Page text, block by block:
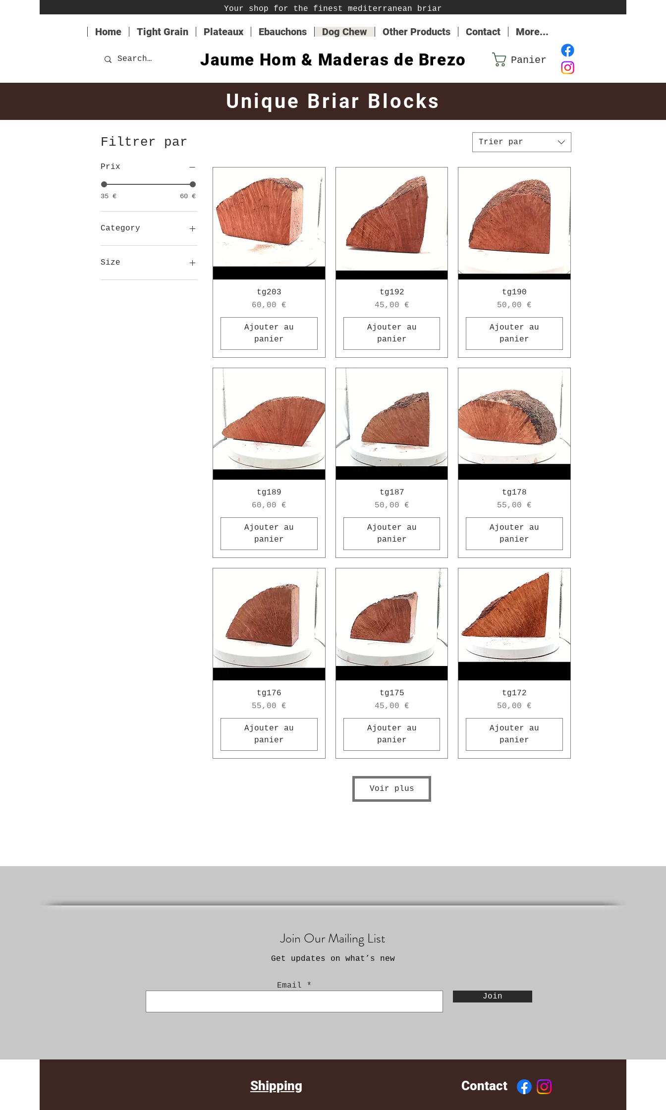
Your shop for the finest mediterranean briar
Home Tight Grain Plateaux Ebauchons Dog Chew Other Products Contact More...
Jaume Hom & Maderas de Brezo Panier
Unique Briar Blocks
Filtrer par
Prix
35 € 60 €
Category
Tight Grain
Extra Extra
Size
Large
Trier par
tg203
Prix
60,00 €
Ajouter au
panier
tg192
Prix
45,00 €
Ajouter au
panier
tg190
Prix
50,00 €
Ajouter au
panier
tg189
Prix
60,00 €
Ajouter au
panier
tg187
Prix
50,00 €
Ajouter au
panier
tg178
Prix
55,00 €
Ajouter au
panier
tg176
Prix
55,00 €
Ajouter au
panier
tg175
Prix
45,00 €
Ajouter au
panier
tg172
Prix
50,00 €
Ajouter au
panier
Voir plus
Join Our Mailing List
Get updates on what’s new
Email
Join
Shipping Contact